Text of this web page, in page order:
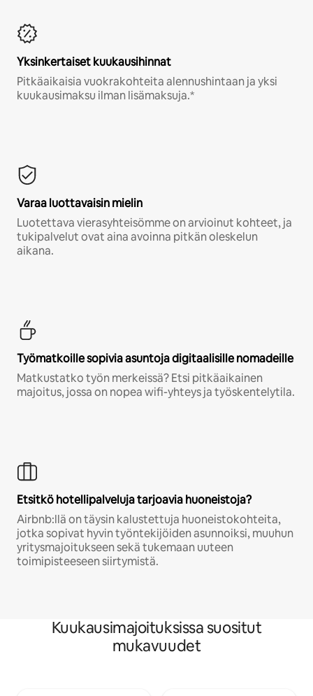
Yksinkertaiset kuukausihinnat
Pitkäaikaisia vuokrakohteita alennushintaan ja yksi
kuukausimaksu ilman lisämaksuja.*
Varaa luottavaisin mielin
Luotettava vierasyhteisömme on arvioinut kohteet, ja
tukipalvelut ovat aina avoinna pitkän oleskelun
aikana.
Työmatkoille sopivia asuntoja digitaalisille nomadeille
Matkustatko työn merkeissä? Etsi pitkäaikainen
majoitus, jossa on nopea wifi-yhteys ja työskentelytila.
Etsitkö hotellipalveluja tarjoavia huoneistoja?
Airbnb:llä on täysin kalustettuja huoneistokohteita,
jotka sopivat hyvin työntekijöiden asunnoiksi, muuhun
yritysmajoitukseen sekä tukemaan uuteen
toimipisteeseen siirtymistä.
Kuukausimajoituksissa suositut
mukavuudet